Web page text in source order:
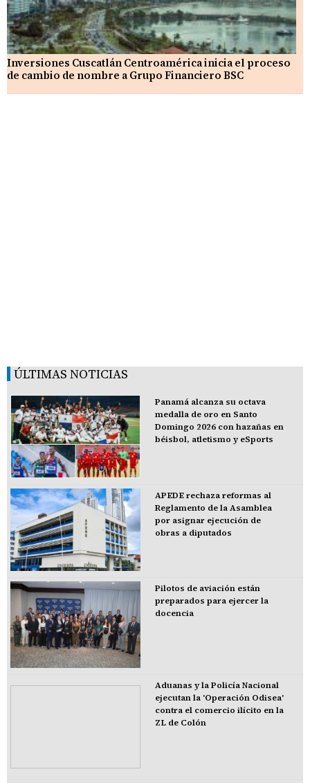
Inversiones Cuscatlán Centroamérica inicia el proceso
de cambio de nombre a Grupo Financiero BSC
ÚLTIMAS NOTICIAS
Panamá alcanza su octava
medalla de oro en Santo
Domingo 2026 con hazañas en
béisbol, atletismo y eSports
APEDE rechaza reformas al
Reglamento de la Asamblea
por asignar ejecución de
obras a diputados
Pilotos de aviación están
preparados para ejercer la
docencia
Aduanas y la Policía Nacional
ejecutan la 'Operación Odisea'
contra el comercio ilícito en la
ZL de Colón